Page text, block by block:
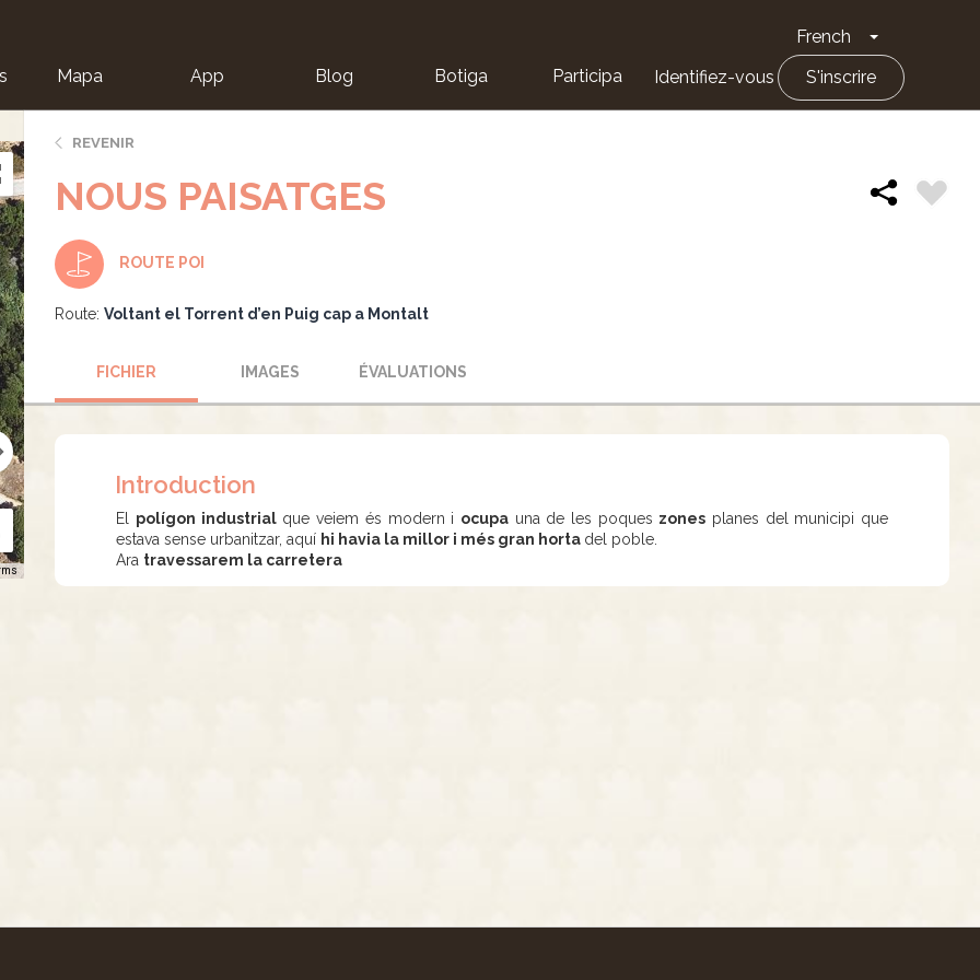
French Toggle
Mapa App Blog Botiga Participa Identifiez-vous S'inscrire
REVENIR
NOUS PAISATGES
ROUTE POI
Route: Voltant el Torrent d’en Puig cap a Montalt
FICHIER IMAGES ÉVALUATIONS
Introduction
El polígon industrialque veiem és modern i ocupauna de les poques zones planes del municipi que
estava sense urbanitzar, aquí hi havia la millor i més gran horta del poble.
Ara travessarem la carretera